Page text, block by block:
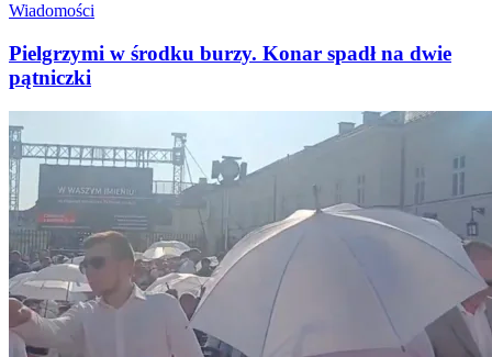
Wiadomości
Pielgrzymi w środku burzy. Konar spadł na dwie
pątniczki